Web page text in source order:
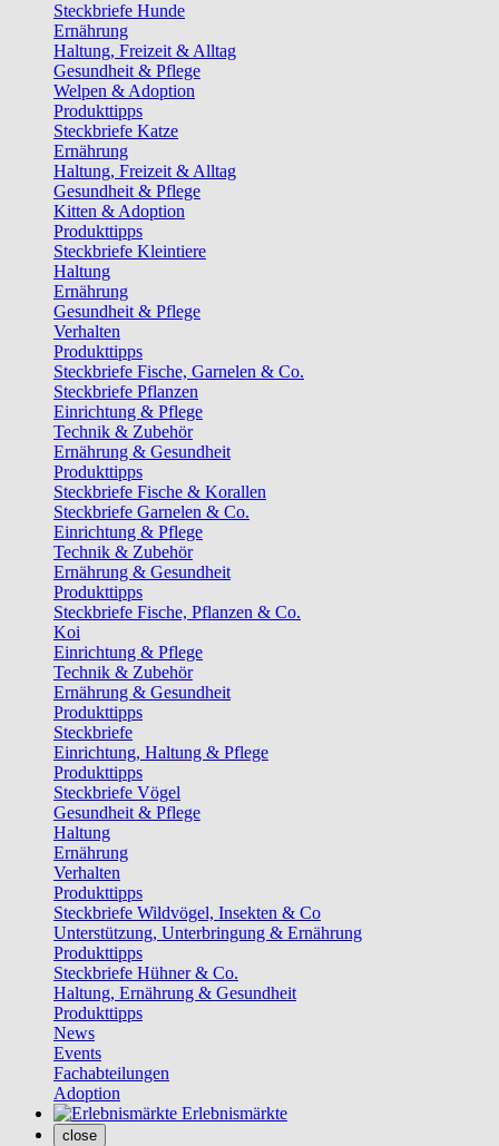
Steckbriefe Hunde
Ernährung
Haltung, Freizeit & Alltag
Gesundheit & Pflege
Welpen & Adoption
Produkttipps
Steckbriefe Katze
Ernährung
Haltung, Freizeit & Alltag
Gesundheit & Pflege
Kitten & Adoption
Produkttipps
Steckbriefe Kleintiere
Haltung
Ernährung
Gesundheit & Pflege
Verhalten
Produkttipps
Steckbriefe Fische, Garnelen & Co.
Steckbriefe Pflanzen
Einrichtung & Pflege
Technik & Zubehör
Ernährung & Gesundheit
Produkttipps
Steckbriefe Fische & Korallen
Steckbriefe Garnelen & Co.
Einrichtung & Pflege
Technik & Zubehör
Ernährung & Gesundheit
Produkttipps
Steckbriefe Fische, Pflanzen & Co.
Koi
Einrichtung & Pflege
Technik & Zubehör
Ernährung & Gesundheit
Produkttipps
Steckbriefe
Einrichtung, Haltung & Pflege
Produkttipps
Steckbriefe Vögel
Gesundheit & Pflege
Haltung
Ernährung
Verhalten
Produkttipps
Steckbriefe Wildvögel, Insekten & Co
Unterstützung, Unterbringung & Ernährung
Produkttipps
Steckbriefe Hühner & Co.
Haltung, Ernährung & Gesundheit
Produkttipps
News
Events
Fachabteilungen
Adoption
Erlebnismärkte
close